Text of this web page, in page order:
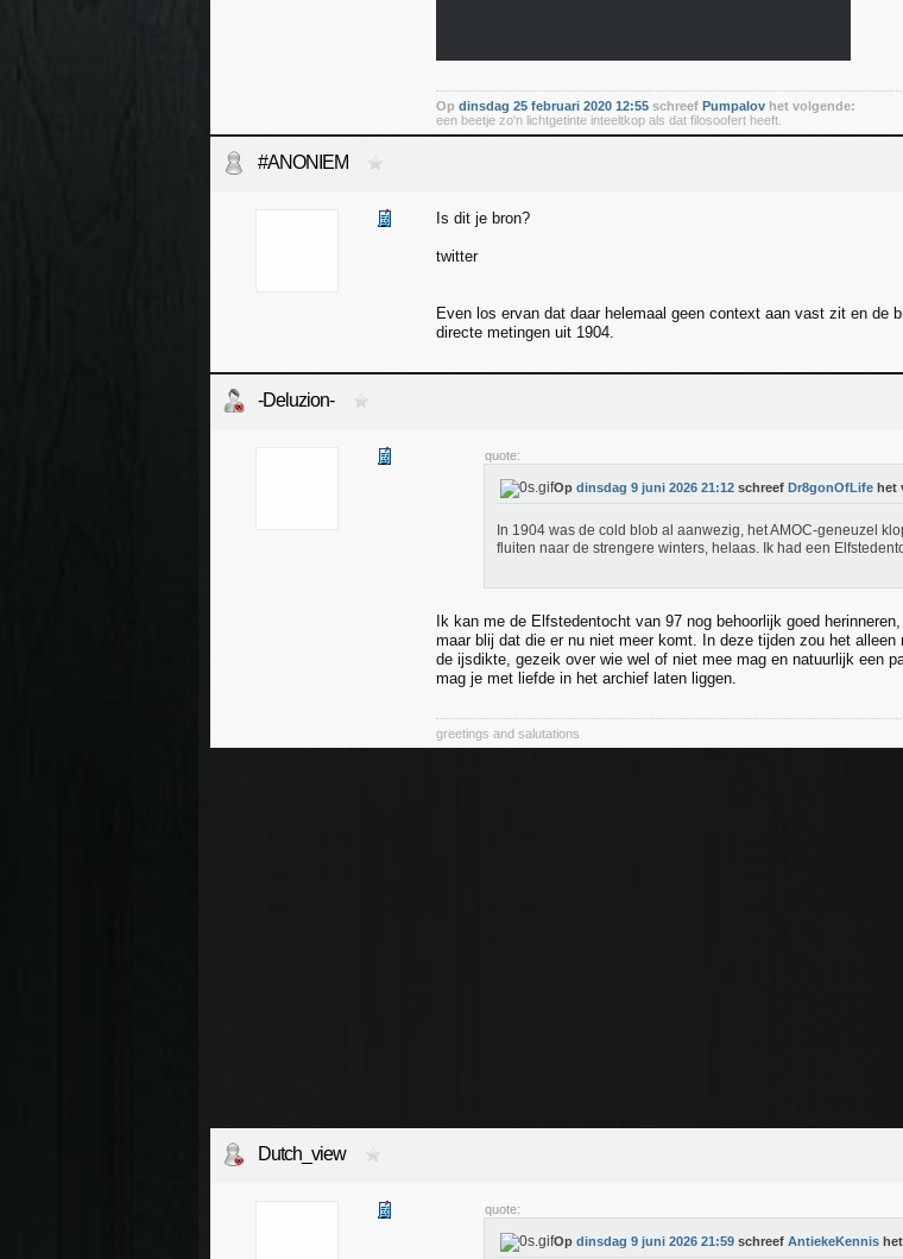
Op dinsdag 25 februari 2020 12:55 schreef Pumpalov het volgende:
een beetje zo'n lichtgetinte inteeltkop als dat filosoofert heeft.
#ANONIEM
Is dit je bron?
twitter
Even los ervan dat daar helemaal geen context aan vast zit en de
directe metingen uit 1904.
-Deluzion-
quote:
Op dinsdag 9 juni 2026 21:12 schreef Dr8gonOfLife het
In 1904 was de cold blob al aanwezig, het AMOC-geneuzel
fluiten naar de strengere winters, helaas. Ik had een
Ik kan me de Elfstedentocht van 97 nog behoorlijk goed
maar blij dat die er nu niet meer komt. In deze tijden zou het
de ijsdikte, gezeik over wie wel of niet mee mag en natuurlijk een
mag je met liefde in het archief laten liggen.
greetings and salutations
Dutch_view
quote:
Op dinsdag 9 juni 2026 21:59 schreef AntiekeKennis